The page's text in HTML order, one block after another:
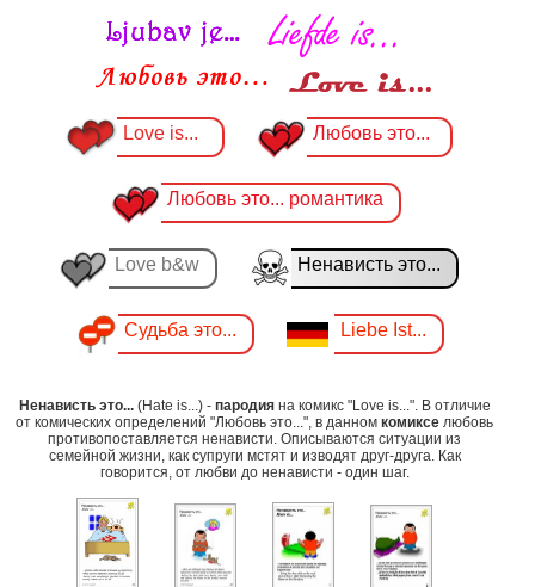
Love is... Любовь это...
Любовь это... романтика
Love b&w Ненависть это...
Судьба это... Liebe Ist...
Ненависть это...(Hate is...) - пародияна комикс "Love is...". В отличие
от комических определений "Любовь это...", в данномкомиксе любовь
противопоставляется ненависти. Описываются ситуации из
семейной жизни, как супруги мстят и изводят друг-друга. Как
говорится, от любви до ненависти - один шаг.